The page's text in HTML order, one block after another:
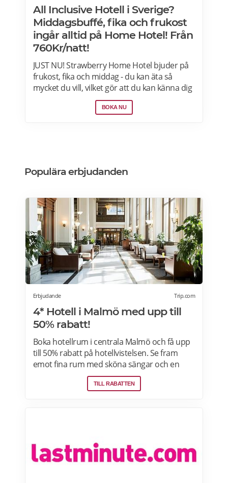
All Inclusive Hotell i Sverige?
Middagsbuffé, fika och frukost
ingår alltid på Home Hotel! Från
760Kr/natt!
JUST NU! Strawberry Home Hotel bjuder på
frukost, fika och middag - du kan äta så
mycket du vill, vilket gör att du kan känna dig
som hemma. Välj mellan 50+ hotell i Norden
från 760kr per natt. Boka nu>>>
BOKA NU
Populära erbjudanden
Erbjudande Trip.com
4* Hotell i Malmö med upp till
50% rabatt!
Boka hotellrum i centrala Malmö och få upp
till 50% rabatt på hotellvistelsen. Se fram
emot fina rum med sköna sängar och en
härlig frukostbuffé och njut av allt som
staden har att erbjuda! Läs mer om
TILL RABATTEN